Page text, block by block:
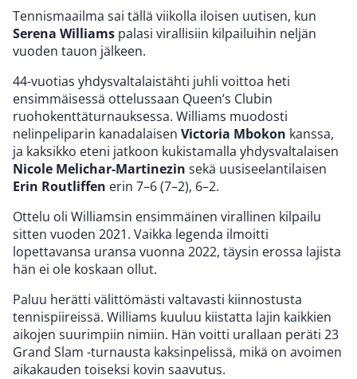
Tennismaailma sai tällä viikolla iloisen uutisen, kun
Serena Williams palasi virallisiin kilpailuihin neljän
vuoden tauon jälkeen.
44-vuotias yhdysvaltalaistähti juhli voittoa heti
ensimmäisessä ottelussaan Queen’s Clubin
ruohokenttäturnauksessa. Williams muodosti
nelinpeliparin kanadalaisen Victoria Mbokon kanssa,
ja kaksikko eteni jatkoon kukistamalla yhdysvaltalaisen
Nicole Melichar-Martinezin sekä uusiseelantilaisen
Erin Routliffen erin 7–6 (7–2), 6–2.
Ottelu oli Williamsin ensimmäinen virallinen kilpailu
sitten vuoden 2021. Vaikka legenda ilmoitti
lopettavansa uransa vuonna 2022, täysin erossa lajista
hän ei ole koskaan ollut.
Paluu herätti välittömästi valtavasti kiinnostusta
tennispiireissä. Williams kuuluu kiistatta lajin kaikkien
aikojen suurimpiin nimiin. Hän voitti urallaan peräti 23
Grand Slam -turnausta kaksinpelissä, mikä on avoimen
aikakauden toiseksi kovin saavutus.